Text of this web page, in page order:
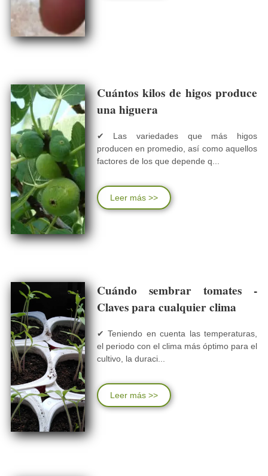
Cuántos kilos de higos produce
una higuera
✔ Las variedades que más higos
producen en promedio, así como aquellos
factores de los que depende q...
Leer más >>
Cuándo sembrar tomates -
Claves para cualquier clima
✔ Teniendo en cuenta las temperaturas,
el periodo con el clima más óptimo para el
cultivo, la duraci...
Leer más >>